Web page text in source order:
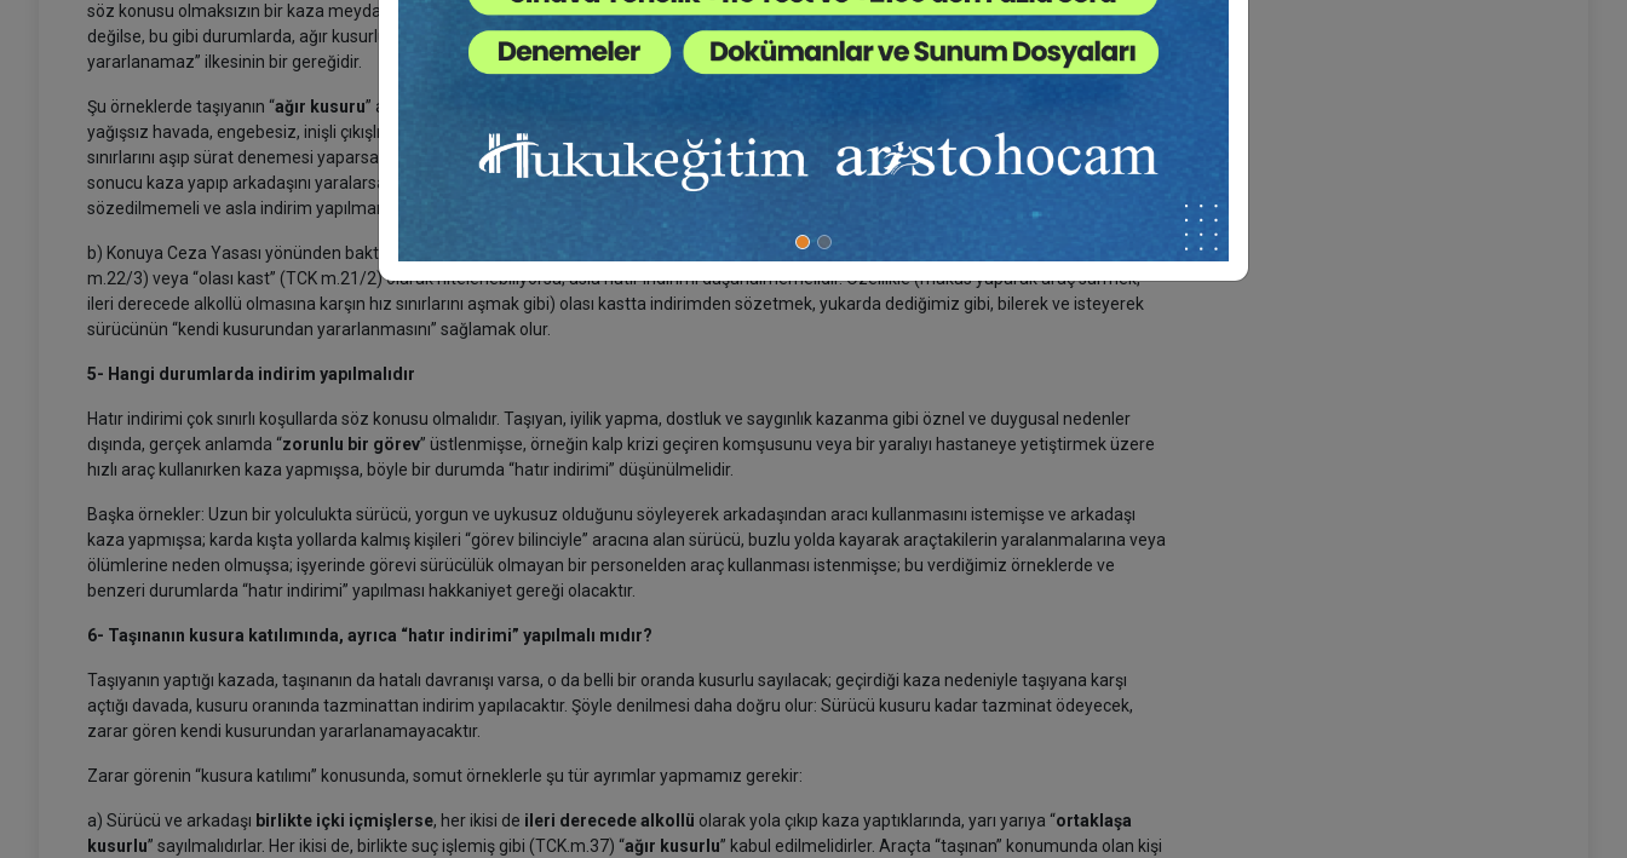
söz konusu olmaksızın bir kaza meydana gelmişse; araçtaki yolculardan birinin veya bir kaçının kazaya etkileri (kusura katılımları) söz konusu
değilse, bu gibi durumlarda, ağır kusurlu sürücünün “hatır indirimi” isteme hakkı bulunmadığı sonucuna varılmalıdır. Bu,“kimse kendi kusurundan
yararlanamaz” ilkesinin bir gereğidir.
Şu örneklerde taşıyanın “ağır kusuru” asla bağışlanmamalı; hiçbir biçimde hatır indirimi söz konusu olmamalıdır: Sürücü, aydınlık, açık ve
yağışsız havada, engebesiz, inişli çıkışlı olmayan, virajı bulunmayan dümdüz yolda direksiyon hakimiyetini kaybedip arabayı devirirse; hız
sınırlarını aşıp sürat denemesi yaparsa, arkadaşına hava atmak için zikzak (makas) yaparsa, olur olmaz yerde araçları sollarsa, bütün bunların
sonucu kaza yapıp arkadaşını yaralarsa veya araçta bulunanlardan birinin ölümüne neden olursa, bu gibi durumlarda “hatır taşımasından”
sözedilmemeli ve asla indirim yapılmamalıdır.
b) Konuya Ceza Yasası yönünden baktığımızda, taşıma karşılıksız, yani hatır için de olsa, kazayı yapan sürücünün eylemi “bilinçli taksir” (TCK
m.22/3) veya “olası kast” (TCK m.21/2) olarak nitelenebiliyorsa, asla hatır indirimi düşünülmemelidir. Özellikle (makas yaparak araç sürmek,
ileri derecede alkollü olmasına karşın hız sınırlarını aşmak gibi) olası kastta indirimden sözetmek, yukarda dediğimiz gibi, bilerek ve isteyerek
sürücünün “kendi kusurundan yararlanmasını” sağlamak olur.
5- Hangi durumlarda indirim yapılmalıdır
Hatır indirimi çok sınırlı koşullarda söz konusu olmalıdır. Taşıyan, iyilik yapma, dostluk ve saygınlık kazanma gibi öznel ve duygusal nedenler
dışında, gerçek anlamda “zorunlu bir görev” üstlenmişse, örneğin kalp krizi geçiren komşusunu veya bir yaralıyı hastaneye yetiştirmek üzere
hızlı araç kullanırken kaza yapmışsa, böyle bir durumda “hatır indirimi” düşünülmelidir.
Başka örnekler: Uzun bir yolculukta sürücü, yorgun ve uykusuz olduğunu söyleyerek arkadaşından aracı kullanmasını istemişse ve arkadaşı
kaza yapmışsa; karda kışta yollarda kalmış kişileri “görev bilinciyle” aracına alan sürücü, buzlu yolda kayarak araçtakilerin yaralanmalarına veya
ölümlerine neden olmuşsa; işyerinde görevi sürücülük olmayan bir personelden araç kullanması istenmişse; bu verdiğimiz örneklerde ve
benzeri durumlarda “hatır indirimi” yapılması hakkaniyet gereği olacaktır.
6- Taşınanın kusura katılımında, ayrıca “hatır indirimi” yapılmalı mıdır?
Taşıyanın yaptığı kazada, taşınanın da hatalı davranışı varsa, o da belli bir oranda kusurlu sayılacak; geçirdiği kaza nedeniyle taşıyana karşı
açtığı davada, kusuru oranında tazminattan indirim yapılacaktır. Şöyle denilmesi daha doğru olur: Sürücü kusuru kadar tazminat ödeyecek,
zarar gören kendi kusurundan yararlanamayacaktır.
Zarar görenin “kusura katılımı” konusunda, somut örneklerle şu tür ayrımlar yapmamız gerekir:
a) Sürücü ve arkadaşı birlikte içki içmişlerse, her ikisi de ileri derecede alkollü olarak yola çıkıp kaza yaptıklarında, yarı yarıya “ortaklaşa
kusurlu” sayılmalıdırlar. Her ikisi de, birlikte suç işlemiş gibi (TCK.m.37) “ağır kusurlu” kabul edilmelidirler. Araçta “taşınan” konumunda olan kişi